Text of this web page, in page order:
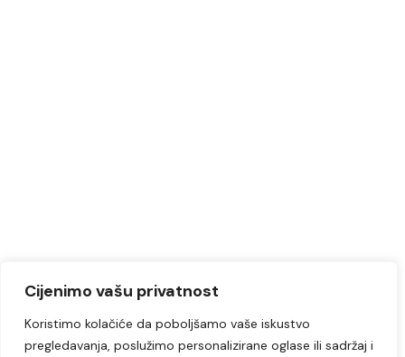
Cijenimo vašu privatnost
Koristimo kolačiće da poboljšamo vaše iskustvo
pregledavanja, poslužimo personalizirane oglase ili sadržaj i